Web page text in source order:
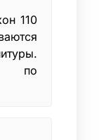
110
по